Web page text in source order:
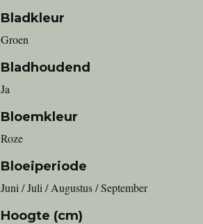
Bladkleur
Groen
Bladhoudend
Ja
Bloemkleur
Roze
Bloeiperiode
Juni / Juli / Augustus / September
Hoogte (cm)